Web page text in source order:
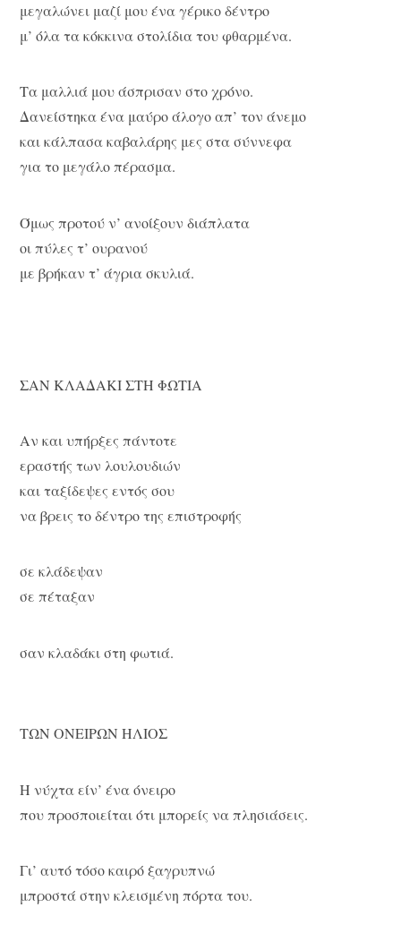
μεγαλώνει μαζί μου ένα γέρικο δέντρο
μ’ όλα τα κόκκινα στολίδια του φθαρμένα.
Τα μαλλιά μου άσπρισαν στο χρόνο.
Δανείστηκα ένα μαύρο άλογο απ’ τον άνεμο
και κάλπασα καβαλάρης μες στα σύννεφα
για το μεγάλο πέρασμα.
Όμως προτού ν’ ανοίξουν διάπλατα
οι πύλες τ’ ουρανού
με βρήκαν τ’ άγρια σκυλιά.
ΣΑΝ ΚΛΑΔΑΚΙ ΣΤΗ ΦΩΤΙΑ
Αν και υπήρξες πάντοτε
εραστής των λουλουδιών
και ταξίδεψες εντός σου
να βρεις το δέντρο της επιστροφής
σε κλάδεψαν
σε πέταξαν
σαν κλαδάκι στη φωτιά.
ΤΩΝ ΟΝΕΙΡΩΝ ΗΛΙΟΣ
Η νύχτα είν’ ένα όνειρο
που προσποιείται ότι μπορείς να πλησιάσεις.
Γι’ αυτό τόσο καιρό ξαγρυπνώ
μπροστά στην κλεισμένη πόρτα του.